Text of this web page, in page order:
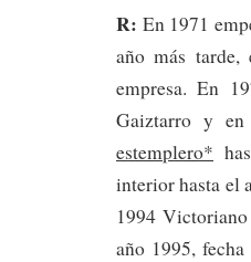
R: En 1971
año más tarde,
empresa. En
Gaiztarro y
estemplero*
interior hasta el
1994
año 1995,